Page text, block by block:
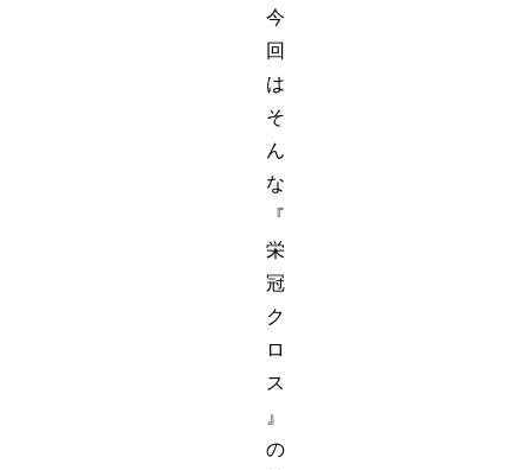
今
回
は
そ
ん
な
『
栄
冠
ク
ロ
ス
』
の